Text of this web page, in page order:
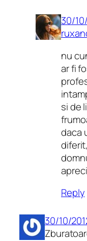
30/
nu
ar fi
si de
daca
Reply
30/10/